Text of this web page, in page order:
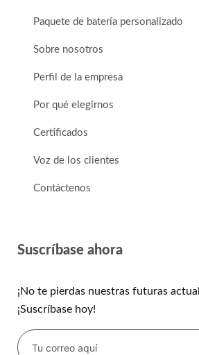
Paquete de batería personalizado
Sobre nosotros
Perfil de la empresa
Por qué elegirnos
Certificados
Voz de los clientes
Contáctenos
Suscríbase ahora
¡No te pierdas nuestras futuras
¡Suscríbase hoy!